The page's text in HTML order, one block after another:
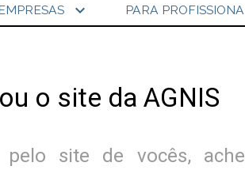
expand_more PARA
o site da AGNIS
pelo site de vocês,